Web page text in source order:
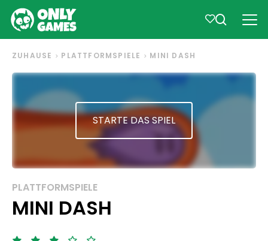
ZUHAUSE PLATTFORMSPIELE MINI DASH
STARTE DAS SPIEL
PLATTFORMSPIELE
MINI DASH